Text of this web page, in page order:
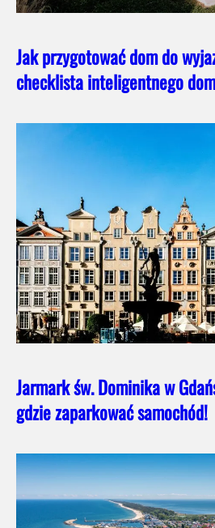
Jak przygotować dom do
checklista inteligentnego
Jarmark św. Dominika w
gdzie zaparkować samochód!